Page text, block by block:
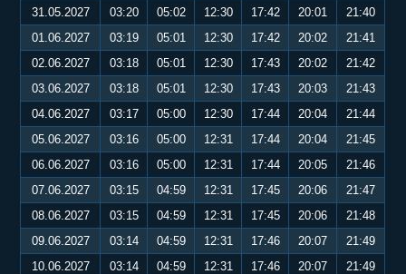
31.05.2027
03:20 05:02 12:30 17:42 20:01
21:40
01.06.2027
03:19 05:01 12:30 17:42 20:02
21:41
02.06.2027
03:18 05:01 12:30 17:43 20:02
21:42
03.06.2027
03:18 05:01 12:30 17:43 20:03
21:43
04.06.2027
03:17 05:00 12:30 17:44 20:04
21:44
05.06.2027
03:16 05:00 12:31 17:44 20:04
21:45
06.06.2027
03:16 05:00 12:31 17:44 20:05
21:46
07.06.2027
03:15 04:59 12:31 17:45 20:06
21:47
08.06.2027
03:15 04:59 12:31 17:45 20:06
21:48
09.06.2027
03:14 04:59 12:31 17:46 20:07
21:49
10.06.2027
03:14 04:59 12:31 17:46 20:07
21:49